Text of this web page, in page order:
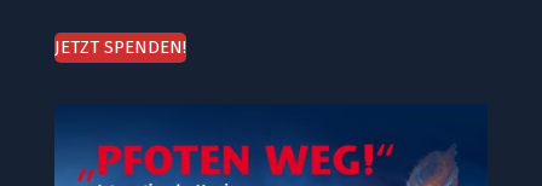
JETZT SPENDEN!